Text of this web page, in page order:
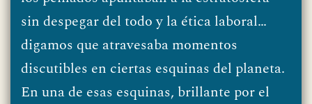
sin despegar del todo y la ética laboral…
digamos que atravesaba momentos
discutibles en ciertas esquinas del planeta.
En una de esas esquinas, brillante por el